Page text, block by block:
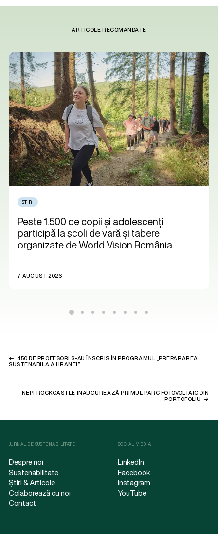
ARTICOLE RECOMANDATE
ȘTIRI
Peste 1.500 de copii și adolescenți
participă la școli de vară și tabere
organizate de World Vision România
7 AUGUST 2026
450 DE PROFESORI S-AU ÎNSCRIS ÎN PROGRAMUL „PREPARAREA
SUSTENABILĂ A HRANEI”
NEPI ROCKCASTLE INAUGUREAZĂ PRIMUL PARC FOTOVOLTAIC DIN
PORTOFOLIU
JURNAL DE SUSTENABILITATE
Despre noi
Sustenabilitate
Știri & Articole
Colaborează cu noi
Contact
SOCIAL MEDIA
LinkedIn
Facebook
Instagram
YouTube